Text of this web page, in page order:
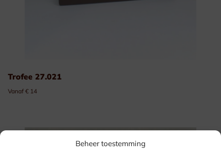
Beheer toestemming
Trofee 27.021
Vanaf € 14